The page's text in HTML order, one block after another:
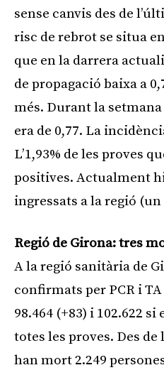
sense canvis des de
risc de rebrot se situa
que en la darrera
de propagació baixa a
més. Durant la setmana
era de 0,77. La
L’1,93% de les proves
positives. Actualment
ingressats a la regió (un
Regió de Girona: tres
A la regió sanitària de
confirmats per PCR i
98.464 (+83) i 102.622
totes les proves. Des
han mort 2.249